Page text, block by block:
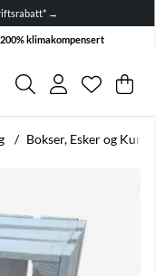
→
200% klimakompensert
Antall i
. .
Bokser, Esker og